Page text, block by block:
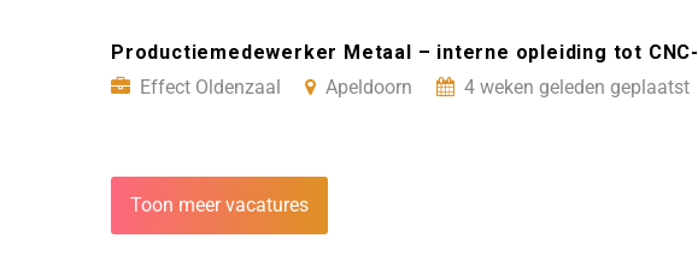
Productiemedewerker Metaal – interne opleiding tot
Effect Oldenzaal
Apeldoorn 4 weken geleden geplaatst
Toon meer vacatures